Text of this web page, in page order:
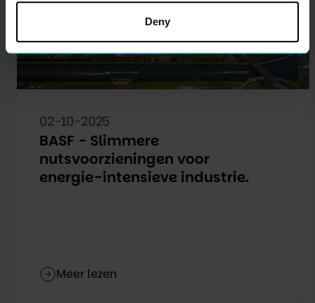
Deny
02-10-2025
BASF - Slimmere
nutsvoorzieningen voor
energie-intensieve industrie.
Meer lezen